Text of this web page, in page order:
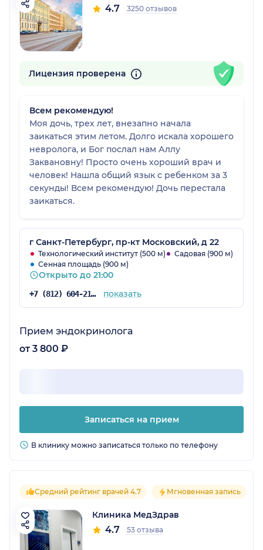
4.7 3250 отзывов
Лицензия проверена
Всем рекомендую!
Моя дочь, трех лет, внезапно начала
заикаться этим летом. Долго искала хорошего
невролога, и Бог послал нам Аллу
Заквановну! Просто очень хороший врач и
человек! Нашла общий язык с ребенком за 3
секунды! Всем рекомендую! Дочь перестала
заикаться.
г Санкт-Петербург, пр-кт Московский, д 22
Технологический институт (500 м)
Садовая (900 м)
Сенная площадь (900 м)
Открыто до 21:00
+7 (812) 604-21-68 показать
Прием эндокринолога
от 3 800 ₽
Записаться на прием
В клинику можно записаться только по телефону
Средний рейтинг врачей 4.7 Мгновенная запись
Клиника МедЗдрав
4.7 53 отзыва